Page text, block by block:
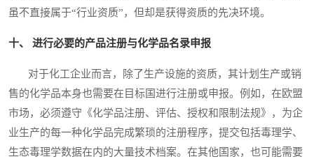
虽不直接属于“行业资质”，但却是获得资质的先决环境。
十、 进行必要的产品注册与化学品名录申报
对于化工企业而言，除了生产设施的资质，其计划生产或销
售的化学品本身也需要在目标国进行注册或申报。例如，在欧盟
市场，必须遵守《化学品注册、评估、授权和限制法规》，为企
业生产的每一种化学品完成繁琐的注册程序，提交包括毒理学、
生态毒理学数据在内的大量技术档案。在其他国家，也可能需要